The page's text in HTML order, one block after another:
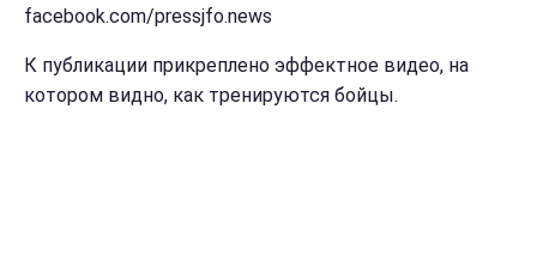
facebook.com/pressjfo.news
К публикации прикреплено эффектное видео, на
котором видно, как тренируются бойцы.